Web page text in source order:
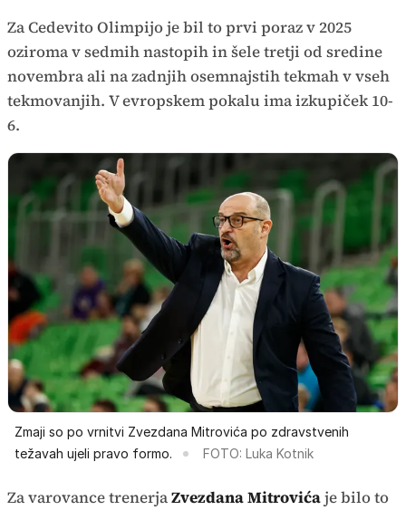
Za Cedevito Olimpijo je bil to prvi poraz v 2025
oziroma v sedmih nastopih in šele tretji od sredine
novembra ali na zadnjih osemnajstih tekmah v vseh
tekmovanjih. V evropskem pokalu ima izkupiček 10-
6.
Zmaji so po vrnitvi Zvezdana Mitrovića po zdravstvenih
težavah ujeli pravo formo.
FOTO: Luka Kotnik
Za varovance trenerjaZvezdana Mitrovićaje bilo to